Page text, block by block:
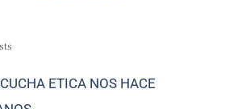
ETICA NOS HACE